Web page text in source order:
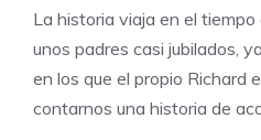
La historia viaja en el
unos padres casi jubilados,
en los que el propio Richard
contarnos una historia de